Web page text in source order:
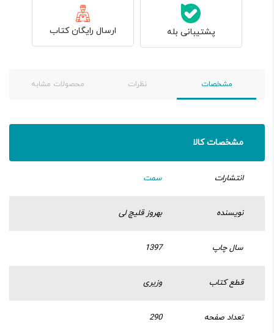
پشتیبانی بله ارسال رایگان کتاب
مشخصات نظرات محصولات مشابه
مشخصات کالا
انتشارات سمت
نویسنده بهروز قلیچ‌ لی
سال چاپ 1397
قطع کتاب وزیری
تعداد صفحه 290